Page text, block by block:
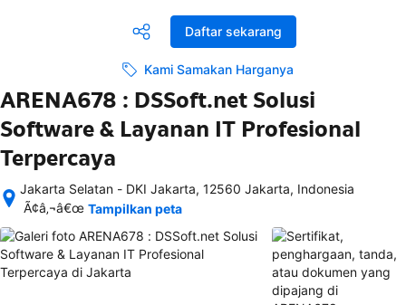
Daftar sekarang
Kami Samakan Harganya
ARENA678 : DSSoft.net Solusi
Software & Layanan IT Profesional
Terpercaya
Jakarta Selatan - DKI Jakarta, 12560 Jakarta, Indonesia
Setelah
semua
rincian
akomodasi
Ã¢â‚¬â€œ Tampilkan peta